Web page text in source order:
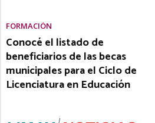
FORMACIÓN
Conocé el listado de
beneficiarios de las becas
municipales para el Ciclo de
Licenciatura en Educación